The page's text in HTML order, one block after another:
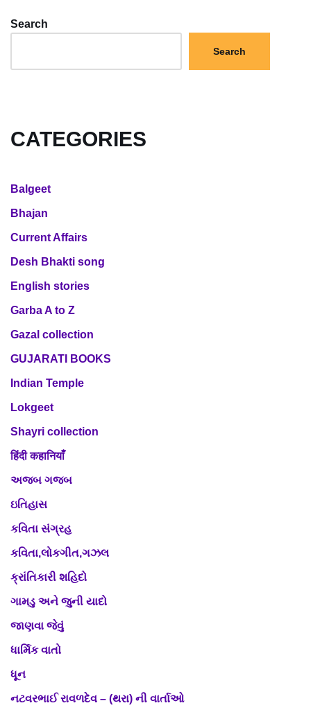
Search
Search
CATEGORIES
Balgeet
Bhajan
Current Affairs
Desh Bhakti song
English stories
Garba A to Z
Gazal collection
GUJARATI BOOKS
Indian Temple
Lokgeet
Shayri collection
हिंदी कहानियाँ
અજબ ગજબ
ઇતિહાસ
કવિતા સંગ્રહ
કવિતા,લોકગીત,ગઝલ
ક્રાંતિકારી શહિદો
ગામડુ અને જુની યાદો
જાણવા જેવું
ધાર્મિક વાતો
ધૂન
નટવરભાઈ રાવળદેવ – (થરા) ની વાર્તાઓ